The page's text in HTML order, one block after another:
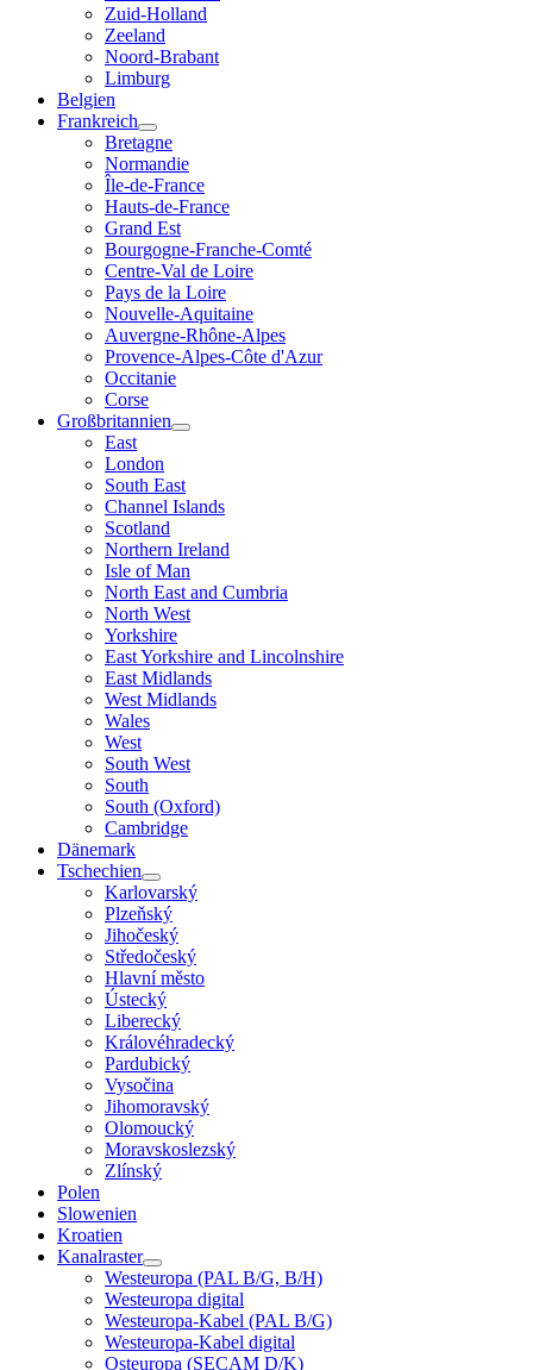
Zuid-Holland
Zeeland
Noord-Brabant
Limburg
Belgien
Frankreich
Bretagne
Normandie
Île-de-France
Hauts-de-France
Grand Est
Bourgogne-Franche-Comté
Centre-Val de Loire
Pays de la Loire
Nouvelle-Aquitaine
Auvergne-Rhône-Alpes
Provence-Alpes-Côte d'Azur
Occitanie
Corse
Großbritannien
East
London
South East
Channel Islands
Scotland
Northern Ireland
Isle of Man
North East and Cumbria
North West
Yorkshire
East Yorkshire and Lincolnshire
East Midlands
West Midlands
Wales
West
South West
South
South (Oxford)
Cambridge
Dänemark
Tschechien
Karlovarský
Plzeňský
Jihočeský
Středočeský
Hlavní město
Ústecký
Liberecký
Královéhradecký
Pardubický
Vysočina
Jihomoravský
Olomoucký
Moravskoslezský
Zlínský
Polen
Slowenien
Kroatien
Kanalraster
Westeuropa (PAL B/G, B/H)
Westeuropa digital
Westeuropa-Kabel (PAL B/G)
Westeuropa-Kabel digital
Osteuropa (SECAM D/K)